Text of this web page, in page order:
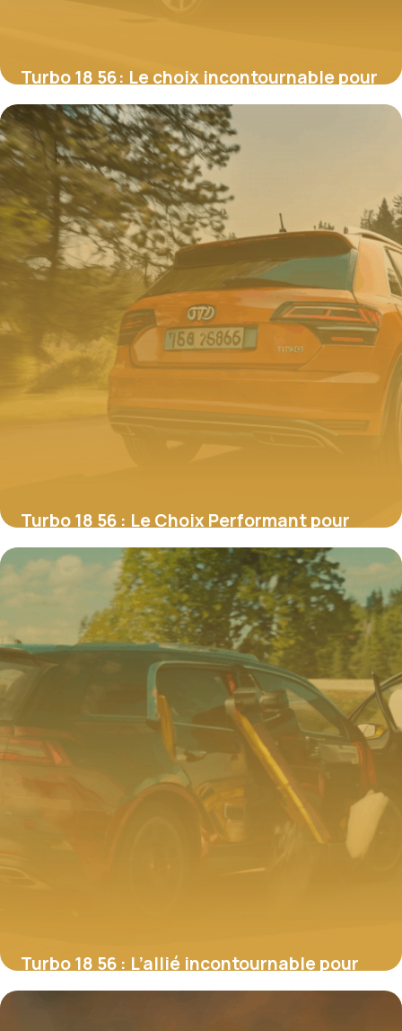
Turbo 18 56 : Le choix incontournable pour
doper les performances de votre moteur
TDI
4 juillet 2025
Turbo 18 56 : Le Choix Performant pour
Booster votre Moteur TDI
Turbo 18 56 : L’allié incontournable pour
booster votre moteur TDI